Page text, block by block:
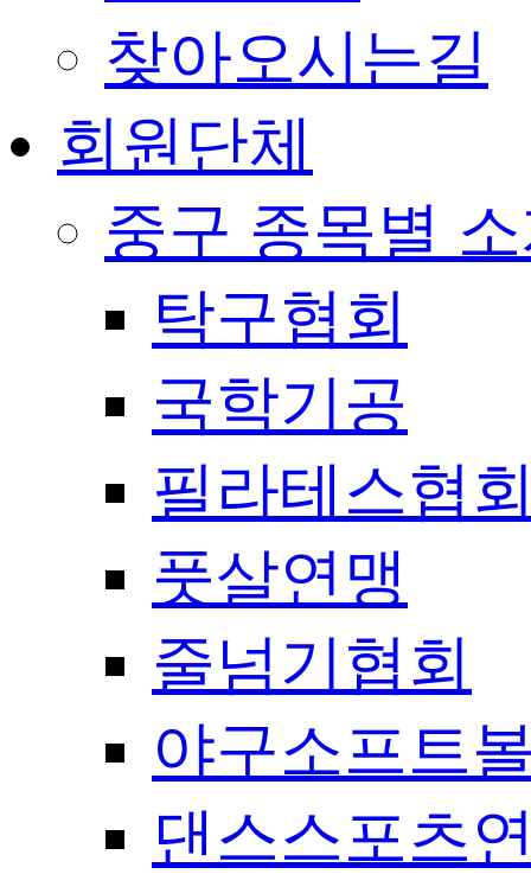
찾아오시는길
회원단체
중구 종목별
탁구협회
국학기공
필라테스협
풋살연맹
줄넘기협회
야구소프트
댄스스포츠